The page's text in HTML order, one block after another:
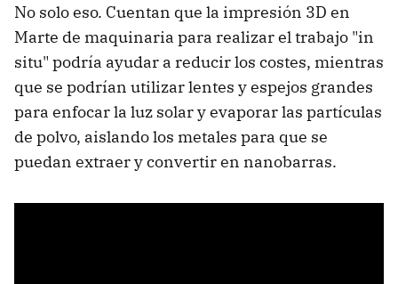
No solo eso. Cuentan que la impresión 3D en
Marte de maquinaria para realizar el trabajo "in
situ" podría ayudar a reducir los costes, mientras
que se podrían utilizar lentes y espejos grandes
para enfocar la luz solar y evaporar las partículas
de polvo, aislando los metales para que se
puedan extraer y convertir en nanobarras.